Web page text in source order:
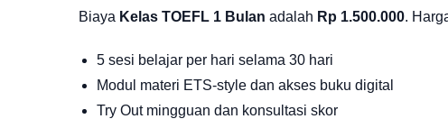
Biaya Kelas TOEFL 1 Bulan adalah Rp 1.500.000.
5 sesi belajar per hari selama 30 hari
Modul materi ETS-style dan akses buku digital
Try Out mingguan dan konsultasi skor